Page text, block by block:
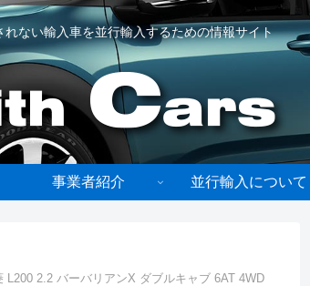
れない輸入車を並行輸入するための情報サイト
事業者紹介 並行輸入について
2.2 バーバリアンX ダブルキャブ 6AT 4WD